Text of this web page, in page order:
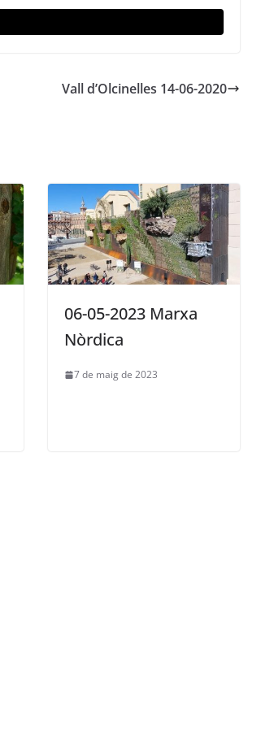
Vall d’Olcinelles 14-06-2020
06-05-2023 Marxa
Nòrdica
7 de maig de 2023